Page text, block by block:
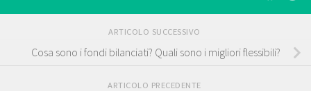
ARTICOLO SUCCESSIVO
Cosa sono i fondi bilanciati? Quali sono i migliori flessibili?
ARTICOLO PRECEDENTE